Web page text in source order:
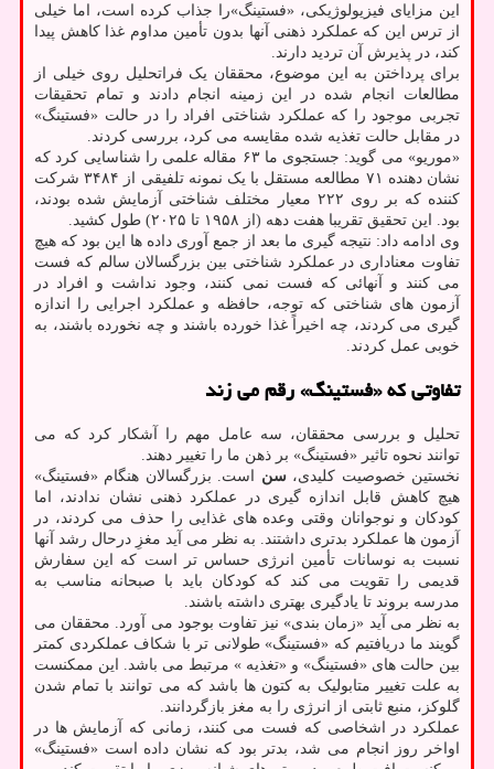
این مزایای فیزیولوژیکی، «فستینگ»را جذاب کرده است، اما خیلی
از ترس این که عملکرد ذهنی آنها بدون تأمین مداوم غذا کاهش پیدا
کند، در پذیرش آن تردید دارند.
برای پرداختن به این موضوع، محققان یک فراتحلیل روی خیلی از
مطالعات انجام شده در این زمینه انجام دادند و تمام تحقیقات
تجربی موجود را که عملکرد شناختی افراد را در حالت «فستینگ»
در مقابل حالت تغذیه شده مقایسه می کرد، بررسی کردند.
«موریو» می گوید: جستجوی ما ۶۳ مقاله علمی را شناسایی کرد که
نشان دهنده ۷۱ مطالعه مستقل با یک نمونه تلفیقی از ۳۴۸۴ شرکت
کننده که بر روی ۲۲۲ معیار مختلف شناختی آزمایش شده بودند،
بود. این تحقیق تقریبا هفت دهه (از ۱۹۵۸ تا ۲۰۲۵) طول کشید.
وی ادامه داد: نتیجه گیری ما بعد از جمع آوری داده ها این بود که هیچ
تفاوت معناداری در عملکرد شناختی بین بزرگسالان سالم که فست
می کنند و آنهائی که فست نمی کنند، وجود نداشت و افراد در
آزمون های شناختی که توجه، حافظه و عملکرد اجرایی را اندازه
گیری می کردند، چه اخیراً غذا خورده باشند و چه نخورده باشند، به
خوبی عمل کردند.
تفاوتی که «فستینگ» رقم می زند
تحلیل و بررسی محققان، سه عامل مهم را آشکار کرد که می
توانند نحوه تاثیر «فستینگ» بر ذهن ما را تغییر دهند.
نخستین خصوصیت کلیدی،سن است. بزرگسالان هنگام «فستینگ»
هیچ کاهش قابل اندازه گیری در عملکرد ذهنی نشان ندادند، اما
کودکان و نوجوانان وقتی وعده های غذایی را حذف می کردند، در
آزمون ها عملکرد بدتری داشتند. به نظر می آید مغزِ درحال رشد آنها
نسبت به نوسانات تأمین انرژی حساس تر است که این سفارش
قدیمی را تقویت می کند که کودکان باید با صبحانه مناسب به
مدرسه بروند تا یادگیری بهتری داشته باشند.
به نظر می آید «زمان بندی» نیز تفاوت بوجود می آورد. محققان می
گویند ما دریافتیم که «فستینگ» طولانی تر با شکاف عملکردی کمتر
بین حالت های «فستینگ» و «تغذیه » مرتبط می باشد. این ممکنست
به علت تغییر متابولیک به کتون ها باشد که می توانند با تمام شدن
گلوکز، منبع ثابتی از انرژی را به مغز بازگردانند.
عملکرد در اشخاصی که فست می کنند، زمانی که آزمایش ها در
اواخر روز انجام می شد، بدتر بود که نشان داده است «فستینگ»